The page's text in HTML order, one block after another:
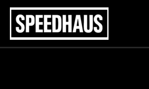
Siirry
sisältöön